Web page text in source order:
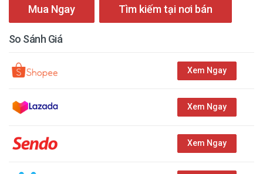
Mua Ngay Tìm kiếm tại nơi bán
So Sánh Giá
Xem Ngay
Xem Ngay
Xem Ngay